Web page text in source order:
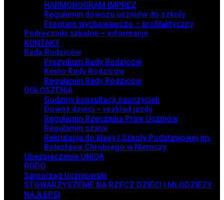
HARMONOGRAM IMPREZ
Regulamin dowozu uczniów do szkoły
Program wychowawczo – profilaktyczny
Podręczniki szkolne – informacje
KONTAKT
Rada Rodziców
Prezydium Rady Rodziców
Konto Rady Rodziców
Regulamin Rady Rodziców
OGŁOSZENIA
Godziny konsultacji nauczycieli
Dowóz dzieci – rozkład jazdy
Regulamin Rzecznika Praw Uczniów
Regulamin szatni
Rekrutacja do klasy I Szkoły Podstawowej im.
Bolesława Chrobrego w Niemczy
Ubezpieczenie UNIQA
RODO
Samorząd Uczniowski
STOWARZYSZENIE NA RZECZ DZIECI I MŁODZIEŻY
NAJLEPSI